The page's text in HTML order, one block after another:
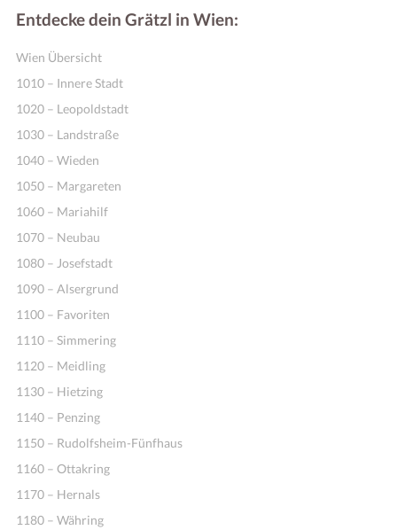
Entdecke dein Grätzl in Wien:
Wien Übersicht
1010 – Innere Stadt
1020 – Leopoldstadt
1030 – Landstraße
1040 – Wieden
1050 – Margareten
1060 – Mariahilf
1070 – Neubau
1080 – Josefstadt
1090 – Alsergrund
1100 – Favoriten
1110 – Simmering
1120 – Meidling
1130 – Hietzing
1140 – Penzing
1150 – Rudolfsheim-Fünfhaus
1160 – Ottakring
1170 – Hernals
1180 – Währing